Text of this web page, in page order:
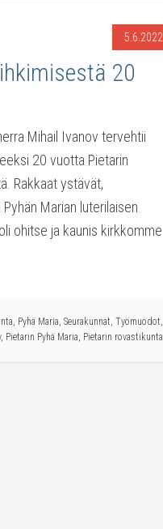
5.6.2022
20
Mihail Ivanov tervehtii
20 vuotta Pietarin
Rakkaat ystävät,
Marian luterilaisen
ohitse ja kaunis kirkkomme
, Pyhä Maria, Seurakunnat, Työmuodot,
, Pietarin Pyhä Maria, Pietarin rovastikunta